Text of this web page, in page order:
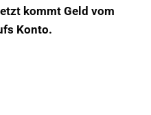
kommt Geld vom
Konto.